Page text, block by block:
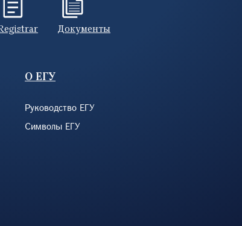
Документы
О ЕГУ
Руководство ЕГУ
Символы ЕГУ